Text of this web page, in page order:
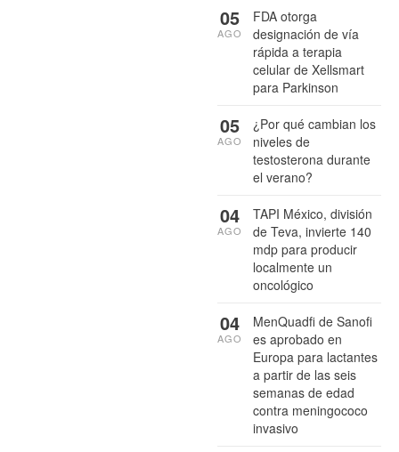
FDA otorga
designación de vía
rápida a terapia
celular de Xellsmart
para Parkinson
05
AGO
¿Por qué cambian los
niveles de
testosterona durante
el verano?
05
AGO
TAPI México, división
de Teva, invierte 140
mdp para producir
localmente un
oncológico
04
AGO
MenQuadfi de Sanofi
es aprobado en
Europa para lactantes
a partir de las seis
semanas de edad
contra meningococo
invasivo
04
AGO